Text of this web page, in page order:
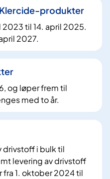
produkter
2023 til 14. april 2025.
2027.
og løper frem til
med to år.
drivstoff i bulk til
levering av drivstoff
fra 1. oktober 2024 til